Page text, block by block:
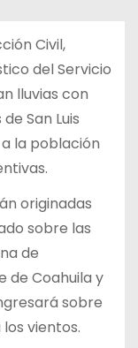
Civil,
del Servicio
lluvias con
San Luis
la población
originadas
sobre las
de
de Coahuila y
sobre
vientos.